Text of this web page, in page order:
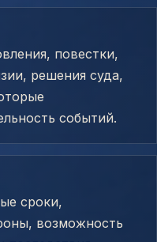
повестки,
решения суда,
событий.
сроки,
возможность